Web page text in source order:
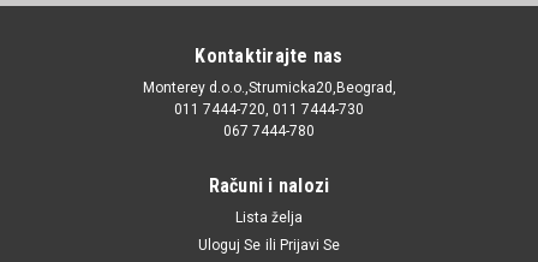
Kontaktirajte nas
Monterey d.o.o.,Strumicka20,Beograd,
011 7444-720, 011 7444-730
067 7444-780
Računi i nalozi
Lista želja
Uloguj Se ili Prijavi Se